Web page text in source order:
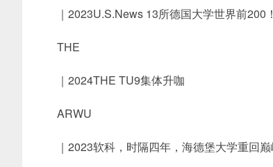
｜2023U.S.News 13所德国大学世界前200！
THE
｜2024THE TU9集体升咖
ARWU
｜2023软科，时隔四年，海德堡大学重回